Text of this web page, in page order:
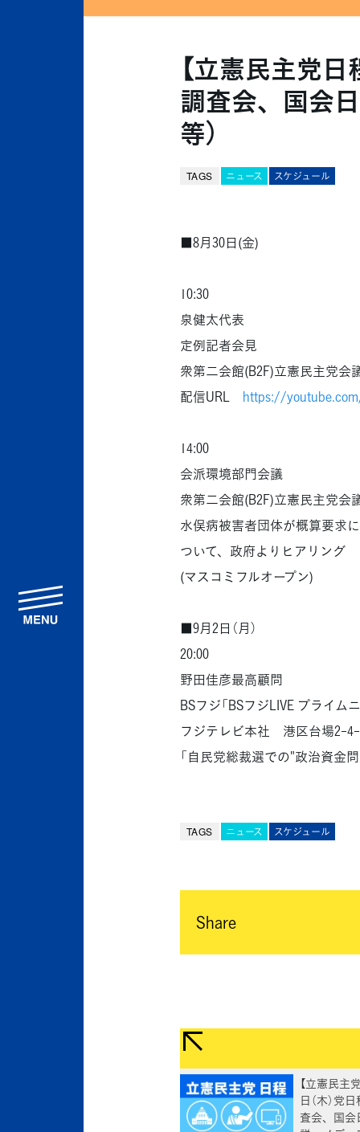
【立憲民主党日
調査会、国会
等）
TAGS ニュース スケジュール
■8月30日(金)
10:30
泉健太代表
定例記者会見
衆第二会館(B2F)立憲民主党会
配信URL https://
14:00
会派環境部門会議
衆第二会館(B2F)立憲民主党会
水俣病被害者団体が概算要求
ついて、政府よりヒアリング
(マスコミフルオープン)
■9月2日（月）
20:00
野田佳彦最高顧問
BSフジ「BSフジLIVE プライム
フジテレビ本社 港区台場2-
「自民党総裁選での"政治資金
TAGS ニュース スケジュール
Share
【立憲民主
日（木）党
査会、国会